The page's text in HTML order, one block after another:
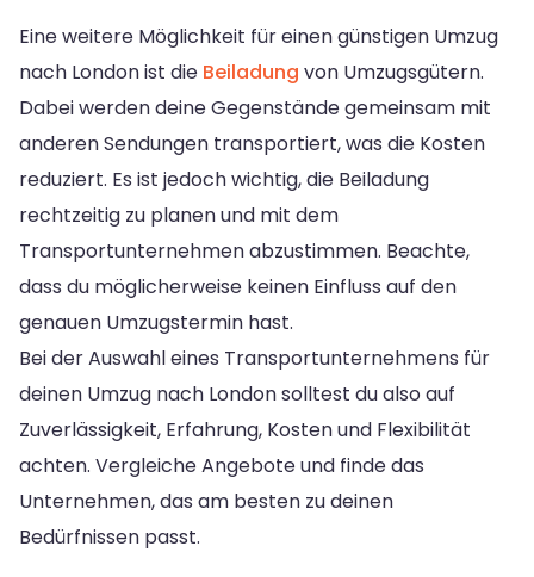
Eine weitere Möglichkeit für einen günstigen Umzug
nach London ist die Beiladung von Umzugsgütern.
Dabei werden deine Gegenstände gemeinsam mit
anderen Sendungen transportiert, was die Kosten
reduziert. Es ist jedoch wichtig, die Beiladung
rechtzeitig zu planen und mit dem
Transportunternehmen abzustimmen. Beachte,
dass du möglicherweise keinen Einfluss auf den
genauen Umzugstermin hast.
Bei der Auswahl eines Transportunternehmens für
deinen Umzug nach London solltest du also auf
Zuverlässigkeit, Erfahrung, Kosten und Flexibilität
achten. Vergleiche Angebote und finde das
Unternehmen, das am besten zu deinen
Bedürfnissen passt.